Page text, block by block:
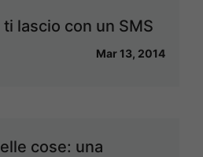
lascio con un SMS
Mar 13, 2014
cose: una